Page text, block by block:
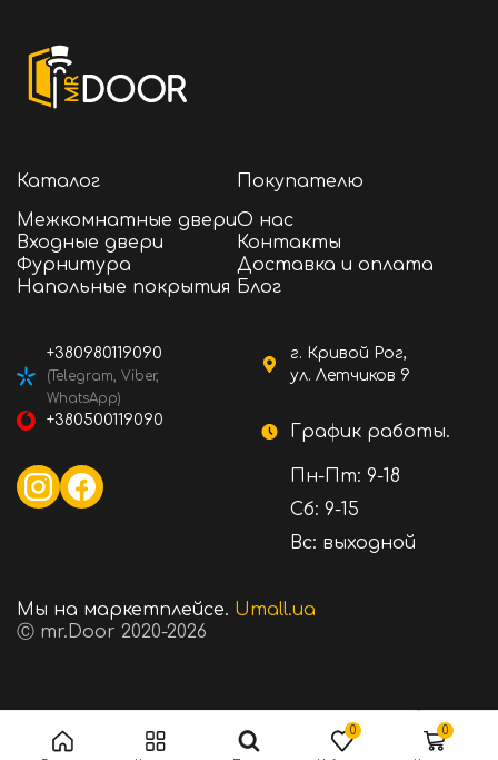
0 0
Каталог
Межкомнатные двери
Входные двери
Фурнитура
Напольные покрытия
Покупателю
О нас
Контакты
Доставка и оплата
Блог
г. Кривой Рог,
ул. Летчиков 9
График работы.
Пн-Пт: 9-18
Сб: 9-15
Вс: выходной
+380980119090
(Telegram, Viber,
WhatsApp)
+380500119090
Ⓒ mr.Door 2020-2026
Мы на маркетплейсе. Umall.ua